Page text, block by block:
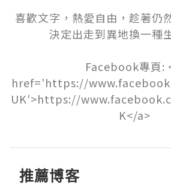
喜歡文字，熱愛自由，趁著仍
決定出走到異地換一種
Facebook專頁:
href='https://
UK'>https://
K</a>
推薦博客